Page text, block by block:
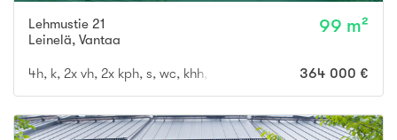
Lehmustie 21
Leinelä, Vantaa
99 m²
4h, k, 2x vh, 2x kph, s, wc, khh, p, terassi, var 364 000 €